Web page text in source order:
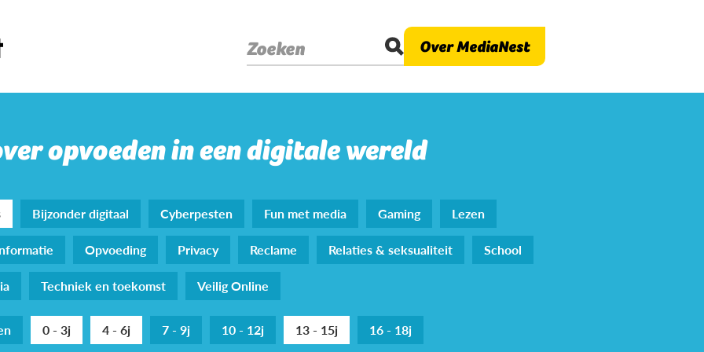
Zoeken Over MediaNest
opvoeden in een digitale wereld
Bijzonder digitaal Cyberpesten Fun met media Gaming
Lezen
Opvoeding Privacy Reclame Relaties & seksualiteit
School
Techniek en toekomst Veilig Online
0 - 3j 4 - 6j 7 - 9j 10 - 12j 13 - 15j 16 - 18j